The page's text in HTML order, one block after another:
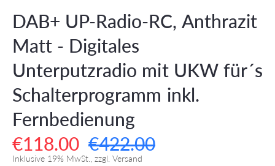
DAB+ UP-Radio-RC, Anthrazit
Matt - Digitales
Unterputzradio mit UKW für´s
Schalterprogramm inkl.
Fernbedienung
€118.00 €422.00
Inklusive 19% MwSt., zzgl. Versand